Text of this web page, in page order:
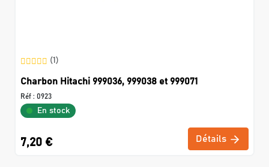
(1)
Charbon Hitachi 999036, 999038 et 999071
Réf : 0923
En stock
7,20 € Détails